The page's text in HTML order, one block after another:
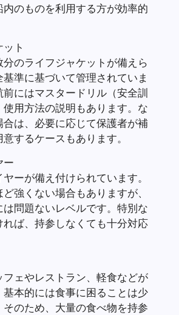
内のものを利用する方が効率的
ット
のライフジャケットが備えら
準に基づいて管理されていま
にはマスタードリル（安全訓
用方法の説明もあります。な
合は、必要に応じて保護者が補
するケースもあります。
ー
ーが備え付けられています。
強くない場合もありますが、
問題ないレベルです。特別な
れば、持参しなくても十分対応
ェやレストラン、軽食などが
基本的には食事に困ることは少
そのため、大量の食べ物を持参